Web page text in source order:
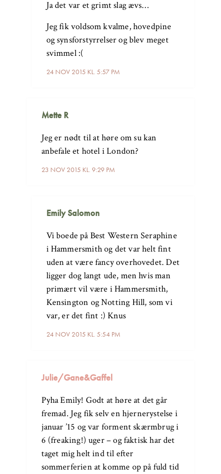
24 NOV 2015 KL. 5:57 PM
Ja det var et grimt slag ævs…
Jeg fik voldsom kvalme, hovedpine
og synsforstyrrelser og blev meget
svimmel :(
Mette R
23 NOV 2015 KL. 9:29 PM
Jeg er nødt til at høre om su kan
anbefale et hotel i London?
Emily Salomon
24 NOV 2015 KL. 5:54 PM
Vi boede på Best Western Seraphine
i Hammersmith og det var helt fint
uden at være fancy overhovedet. Det
ligger dog langt ude, men hvis man
primært vil være i Hammersmith,
Kensington og Notting Hill, som vi
var, er det fint :) Knus
Julie/Gane&Gaffel
Pyha Emily! Godt at høre at det går
fremad. Jeg fik selv en hjernerystelse i
januar ’15 og var forment skærmbrug i
6 (freaking!) uger – og faktisk har det
taget mig helt ind til efter
sommerferien at komme op på fuld tid